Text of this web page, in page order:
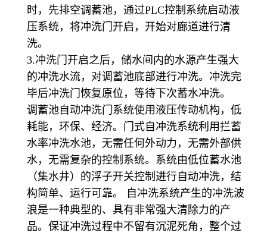
时，先排空调蓄池，通过PLC控制系统启动液
压系统，将冲洗门开启，开始对廊道进行清
洗。
3.冲洗门开启之后，储水间内的水源产生强大
的冲洗水流，对调蓄池底部进行冲洗。冲洗完
毕后冲洗门恢复原位，等待下次蓄水冲洗。
调蓄池自动冲洗门系统使用液压传动机构，低
耗能，环保、经济。门式自冲洗系统利用拦蓄
水率冲洗水池，无需任何外动力，无需外部供
水，无需复杂的控制系统。系统由低位蓄水池
（集水井）的浮子开关控制进行自动冲洗，结
构简单、运行可靠。 自冲洗系统产生的冲洗波
浪是一种典型的、具有非常强大清除力的产
品。保证冲洗过程中不留有沉泥死角，整个过